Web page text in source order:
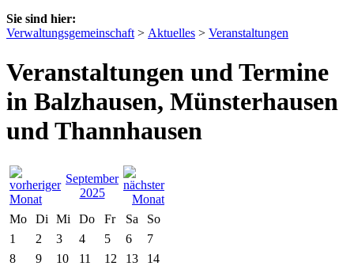
Sie sind hier:
Verwaltungsgemeinschaft > Aktuelles > Veranstaltungen
Veranstaltungen und Termine
in Balzhausen, Münsterhausen
und Thannhausen
September
2025
Mo
Di Mi Do Fr Sa
So
1
2 3 4 5 6
7
8
9 10 11 12 13
14